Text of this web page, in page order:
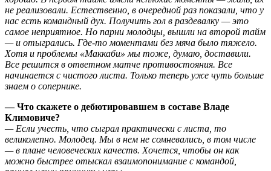
не реализовали. Естественно, в очередной раз показали, что у
нас есть командный дух. Получить гол в раздевалку — это
самое неприятное. Но парни молодцы, вышли на второй тайм
— и отыгрались. Где-то моментами без мяча было тяжело.
Хотя и проблемы «Маккаби» мы тоже, думаю, доставили.
Все решится в ответном матче противостояния. Все
начинается с чистого листа. Только теперь уже чуть больше
знаем о сопернике.
— Что скажете о дебютировавшем в составе Владе
Климовиче?
— Если учесть, что сыграл практически с листа, то
великолепно. Молодец. Мы в нем не сомневались, в том числе
— в плане человеческих качеств. Хочется, чтобы он как
можно быстрее отыскал взаимопонимание с командой,